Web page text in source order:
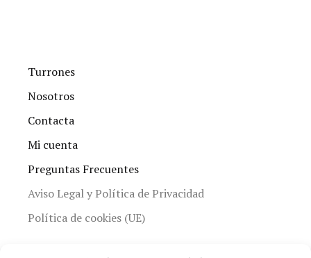
Turrones
Nosotros
Contacta
Mi cuenta
Preguntas Frecuentes
Aviso Legal y Política de Privacidad
Política de cookies (UE)